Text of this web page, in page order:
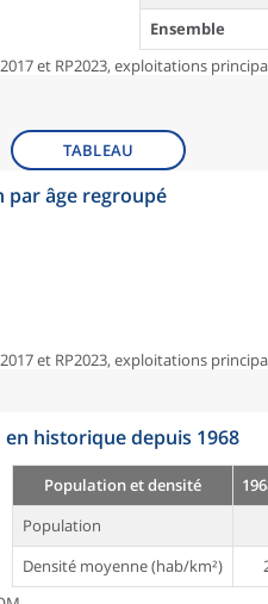
Ensemble
et RP2023, exploitations
TABLEAU
par âge regroupé
et RP2023, exploitations
en historique depuis 1968
Population et densité
Population
Densité moyenne (hab/km²)